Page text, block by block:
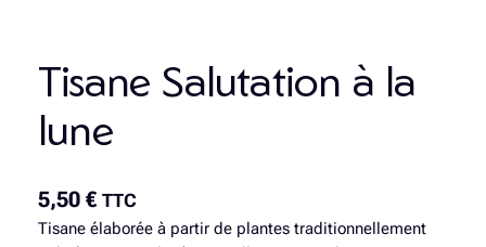
Tisane Salutation à la
lune
5,50 € TTC
Tisane élaborée à partir de plantes traditionnellement